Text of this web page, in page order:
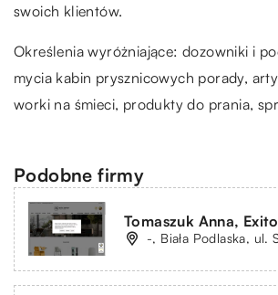
swoich klientów.
Określenia wyróżniające: dozowniki i
mycia kabin prysznicowych porady,
worki na śmieci, produkty do prania,
Podobne firmy
Tomaszuk Anna, Exito
-, Biała Podlaska, ul.